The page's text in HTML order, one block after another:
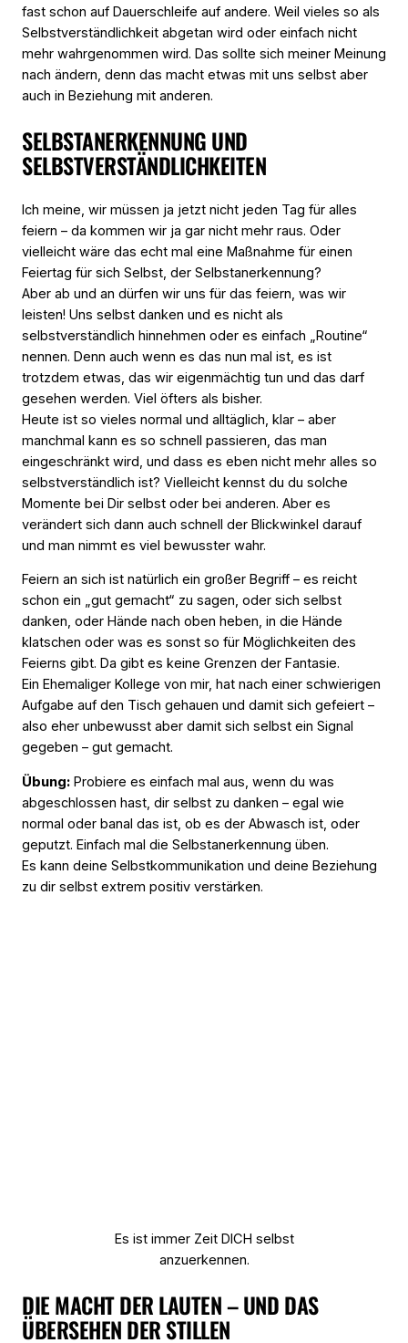
fast schon auf Dauerschleife auf andere. Weil vieles so als
Selbstverständlichkeit abgetan wird oder einfach nicht
mehr wahrgenommen wird. Das sollte sich meiner Meinung
nach ändern, denn das macht etwas mit uns selbst aber
auch in Beziehung mit anderen.
SELBSTANERKENNUNG UND
SELBSTVERSTÄNDLICHKEITEN
Ich meine, wir müssen ja jetzt nicht jeden Tag für alles
feiern – da kommen wir ja gar nicht mehr raus. Oder
vielleicht wäre das echt mal eine Maßnahme für einen
Feiertag für sich Selbst, der Selbstanerkennung?
Aber ab und an dürfen wir uns für das feiern, was wir
leisten! Uns selbst danken und es nicht als
selbstverständlich hinnehmen oder es einfach „Routine“
nennen. Denn auch wenn es das nun mal ist, es ist
trotzdem etwas, das wir eigenmächtig tun und das darf
gesehen werden. Viel öfters als bisher.
Heute ist so vieles normal und alltäglich, klar – aber
manchmal kann es so schnell passieren, das man
eingeschränkt wird, und dass es eben nicht mehr alles so
selbstverständlich ist? Vielleicht kennst du du solche
Momente bei Dir selbst oder bei anderen. Aber es
verändert sich dann auch schnell der Blickwinkel darauf
und man nimmt es viel bewusster wahr.
Feiern an sich ist natürlich ein großer Begriff – es reicht
schon ein „gut gemacht“ zu sagen, oder sich selbst
danken, oder Hände nach oben heben, in die Hände
klatschen oder was es sonst so für Möglichkeiten des
Feierns gibt. Da gibt es keine Grenzen der Fantasie.
Ein Ehemaliger Kollege von mir, hat nach einer schwierigen
Aufgabe auf den Tisch gehauen und damit sich gefeiert –
also eher unbewusst aber damit sich selbst ein Signal
gegeben – gut gemacht.
Übung: Probiere es einfach mal aus, wenn du was
abgeschlossen hast, dir selbst zu danken – egal wie
normal oder banal das ist, ob es der Abwasch ist, oder
geputzt. Einfach mal die Selbstanerkennung üben.
Es kann deine Selbstkommunikation und deine Beziehung
zu dir selbst extrem positiv verstärken.
Es ist immer Zeit DICH selbst
anzuerkennen.
DIE MACHT DER LAUTEN – UND DAS
ÜBERSEHEN DER STILLEN